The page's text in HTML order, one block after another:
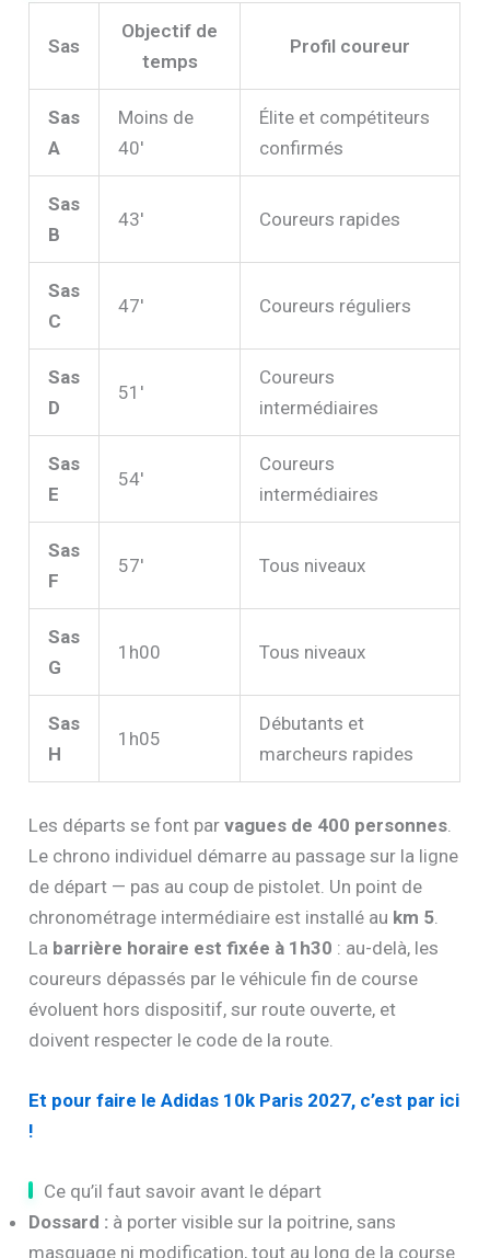
Sas
Objectif de
temps
Profil coureur
Sas
A
Moins de
40′
Élite et compétiteurs
confirmés
Sas
B
43′ Coureurs rapides
Sas
C
47′ Coureurs réguliers
Sas
D
51′
Coureurs
intermédiaires
Sas
E
54′
Coureurs
intermédiaires
Sas
F
57′ Tous niveaux
Sas
G
1h00 Tous niveaux
Sas
H
1h05
Débutants et
marcheurs rapides
Les départs se font parvagues de 400 personnes.
Le chrono individuel démarre au passage sur la ligne
de départ — pas au coup de pistolet. Un point de
chronométrage intermédiaire est installé au km 5.
La barrière horaire est fixée à 1h30 : au-delà, les
coureurs dépassés par le véhicule fin de course
évoluent hors dispositif, sur route ouverte, et
doivent respecter le code de la route.
Et pour faire le Adidas 10k Paris 2027, c’est par ici
!
Ce qu’il faut savoir avant le départ
Dossard : à porter visible sur la poitrine, sans
masquage ni modification, tout au long de la course